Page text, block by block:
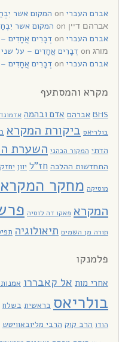
אברם העברי המקום אשר
אברהם דיין
המקום אשר
אברם העברי
דְבָרִים אֲחָדִים
מורג
דְבָרִים אֲחָדִים – על
אברם העברי
דְבָרִים אֲחָדִים
מקרא והמסתעף
BHS אברהם אדם ובהמה
בולריאס ביקורת המקרא
הדתי המקור הכהני השערת
התחדשות ההלכה חז"ל יוון
מוסיקה מחקר המקרא
המקרא פאקו דה לוסיה
תורה מן השמים תיאולוגיה
פלמנקו
אחרי מות אל קאבררו
בולריאס בראשית בשלח
הודו הרב קוק הרבי מליובאוויטש